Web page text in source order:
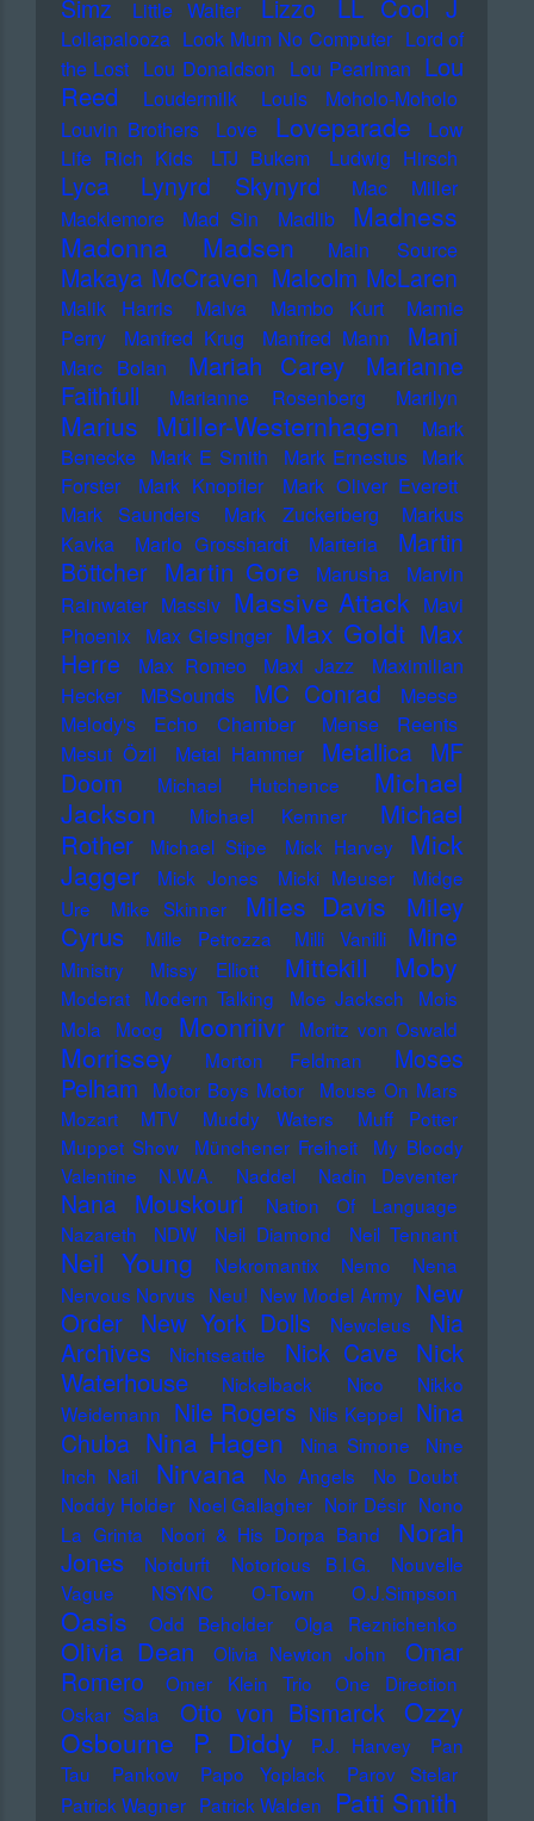
Simz
Little Walter Lizzo LL Cool J
Lollapalooza Look Mum No Computer Lord of
the Lost Lou Donaldson Lou Pearlman Lou
Reed
Loudermilk
Louis Moholo-Moholo
Louvin Brothers
Love Loveparade
Low
Life Rich Kids
LTJ Bukem Ludwig Hirsch
Lyca Lynyrd Skynyrd
Mac Miller
Macklemore
Mad Sin Madlib
Madness
Madonna
Madsen Main Source
Makaya McCraven Malcolm McLaren
Malik Harris Malva Mambo Kurt
Mamie
Perry
Manfred Krug Manfred Mann Mani
Marc Bolan Mariah Carey
Marianne
Faithfull
Marianne Rosenberg Marilyn
Marius Müller-Westernhagen
Mark
Benecke Mark E Smith Mark Ernestus Mark
Forster
Mark Knopfler
Mark Oliver Everett
Mark Saunders
Mark Zuckerberg
Markus
Kavka
Marlo Grosshardt Marteria
Martin
Böttcher Martin Gore Marusha
Marvin
Rainwater Massiv Massive Attack Mavi
Phoenix Max Giesinger Max Goldt Max
Herre
Max Romeo Maxi Jazz
Maximilian
Hecker
MBSounds MC Conrad
Meese
Melody's Echo Chamber
Mense Reents
Mesut Özil
Metal Hammer Metallica MF
Doom
Michael Hutchence
Michael
Jackson
Michael Kemner
Michael
Rother
Michael Stipe Mick Harvey
Mick
Jagger
Mick Jones Micki Meuser
Midge
Ure
Mike Skinner Miles Davis
Miley
Cyrus
Mille Petrozza Milli Vanilli Mine
Ministry Missy Elliott Mittekill Moby
Moderat Modern Talking Moe Jacksch
Mois
Mola
Moog Moonriivr Moritz von Oswald
Morrissey Morton Feldman
Moses
Pelham
Motor Boys Motor
Mouse On Mars
Mozart
MTV Muddy Waters
Muff Potter
Muppet Show
Münchener Freiheit
My Bloody
Valentine
N.W.A. Naddel Nadin Deventer
Nana Mouskouri
Nation Of Language
Nazareth
NDW Neil Diamond Neil Tennant
Neil Young Nekromantix Nemo
Nena
Nervous Norvus Neu! New Model Army New
Order New York Dolls Newcleus
Nia
Archives
Nichtseattle Nick Cave
Nick
Waterhouse
Nickelback Nico
Nikko
Weidemann Nile Rogers Nils Keppel Nina
Chuba Nina Hagen Nina Simone
Nine
Inch Nail
Nirvana No Angels
No Doubt
Noddy Holder Noel Gallagher Noir Désir Nono
La Grinta
Noori & His Dorpa Band
Norah
Jones
Notdurft Notorious B.I.G.
Nouvelle
Vague
NSYNC O-Town O.J.Simpson
Oasis Odd Beholder Olga Reznichenko
Olivia Dean Olivia Newton John
Omar
Romero
Omer Klein Trio
One Direction
Oskar Sala
Otto von Bismarck Ozzy
Osbourne
P. Diddy P.J. Harvey
Pan
Tau
Pankow Papo Yoplack
Parov Stelar
Patrick Wagner Patrick Walden
Patti Smith